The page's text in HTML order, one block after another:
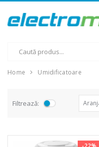
Home Umidificatoare
Filtrează: